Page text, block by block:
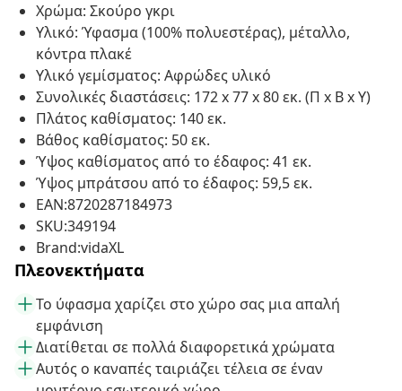
Χρώμα: Σκούρο γκρι
Υλικό: Ύφασμα (100% πολυεστέρας), μέταλλο,
κόντρα πλακέ
Υλικό γεμίσματος: Αφρώδες υλικό
Συνολικές διαστάσεις: 172 x 77 x 80 εκ. (Π x Β x Υ)
Πλάτος καθίσματος: 140 εκ.
Βάθος καθίσματος: 50 εκ.
Ύψος καθίσματος από το έδαφος: 41 εκ.
Ύψος μπράτσου από το έδαφος: 59,5 εκ.
EAN:8720287184973
SKU:349194
Brand:vidaXL
Πλεονεκτήματα
Το ύφασμα χαρίζει στο χώρο σας μια απαλή
εμφάνιση
Διατίθεται σε πολλά διαφορετικά χρώματα
Αυτός ο καναπές ταιριάζει τέλεια σε έναν